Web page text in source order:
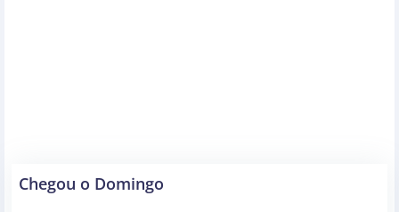
Chegou o Domingo